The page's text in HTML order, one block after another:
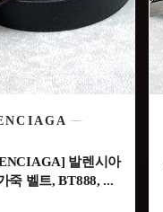
발렌시아
죽 벨트, BT888, ...